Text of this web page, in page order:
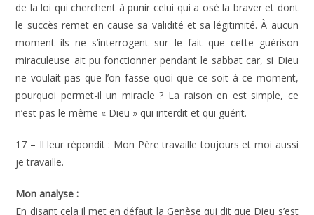
de la loi qui cherchent à punir celui qui a osé la braver et dont
le succès remet en cause sa validité et sa légitimité. À aucun
moment ils ne s’interrogent sur le fait que cette guérison
miraculeuse ait pu fonctionner pendant le sabbat car, si Dieu
ne voulait pas que l’on fasse quoi que ce soit à ce moment,
pourquoi permet-il un miracle ? La raison en est simple, ce
n’est pas le même « Dieu » qui interdit et qui guérit.
17 – Il leur répondit : Mon Père travaille toujours et moi aussi
je travaille.
Mon analyse :
En disant cela il met en défaut la Genèse qui dit que Dieu s’est